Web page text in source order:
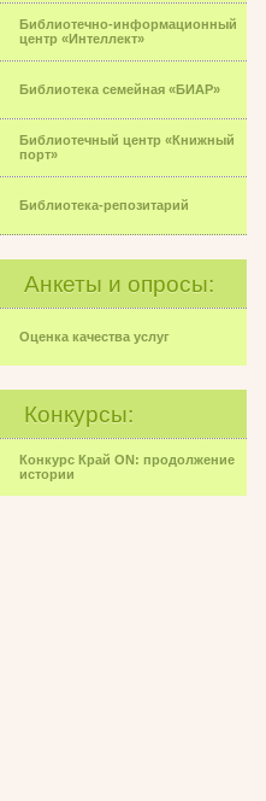
Библиотечно-информационный
центр «Интеллект»
Библиотека семейная «БИАР»
Библиотечный центр «Книжный
порт»
Библиотека-репозитарий
Анкеты и опросы:
Оценка качества услуг
Конкурсы:
Конкурс Край ON: продолжение
истории